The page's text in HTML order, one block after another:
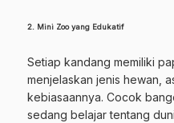
2. Mini Zoo yang Edukatif
Setiap kandang memiliki
menjelaskan jenis hewan,
kebiasaannya. Cocok
sedang belajar tentang